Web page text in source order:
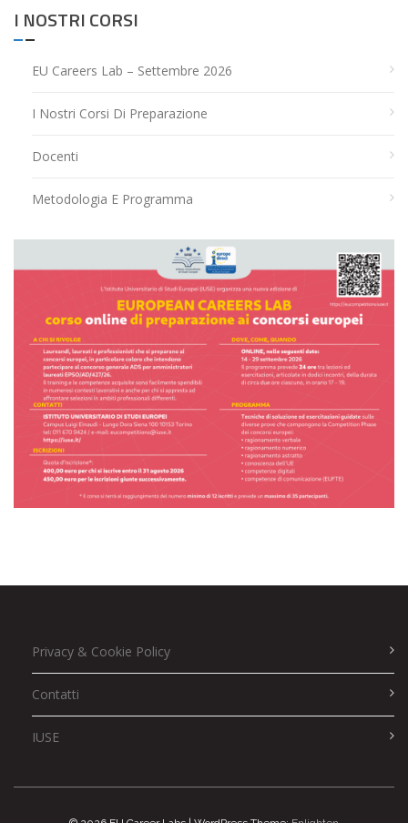
I NOSTRI CORSI
EU Careers Lab – Settembre 2026
I Nostri Corsi Di Preparazione
Docenti
Metodologia E Programma
Privacy & Cookie Policy
Contatti
IUSE